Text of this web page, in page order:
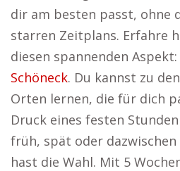
dir am besten passt, ohne
starren Zeitplans. Erfahre
diesen spannenden Aspekt:
Schöneck. Du kannst zu
Orten lernen, die für dich
Druck eines festen
früh, spät oder
hast die Wahl. Mit 5